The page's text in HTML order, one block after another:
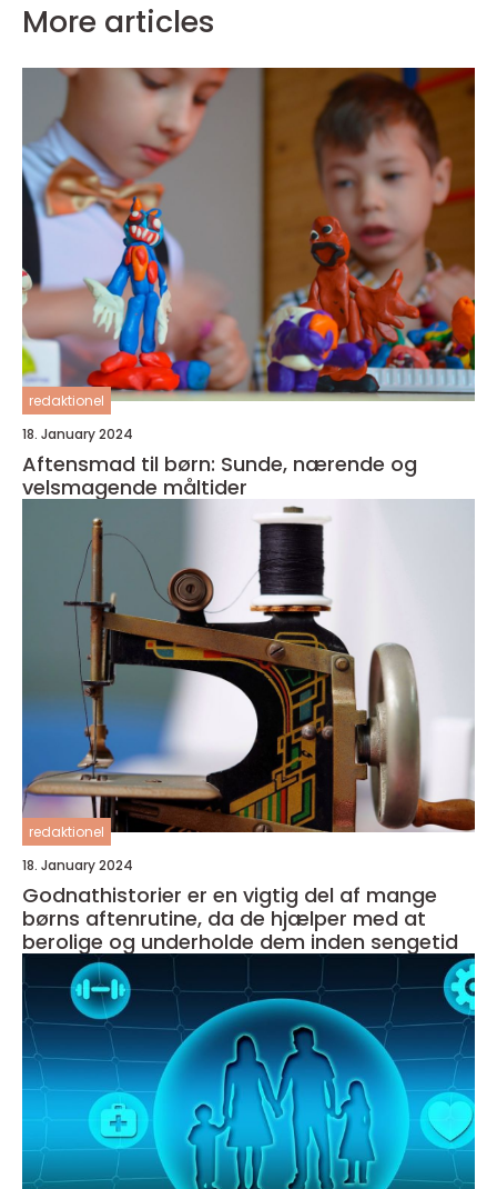
More articles
redaktionel
18. January 2024
Aftensmad til børn: Sunde, nærende og
velsmagende måltider
redaktionel
18. January 2024
Godnathistorier er en vigtig del af mange
børns aftenrutine, da de hjælper med at
berolige og underholde dem inden sengetid